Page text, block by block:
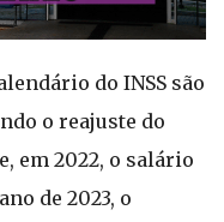
do INSS são
o reajuste do
em 2022, o salário
de 2023, o